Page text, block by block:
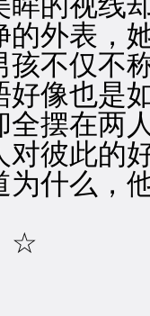
外表，
不仅不称
好像也
摆在两人
彼此的
什么，他